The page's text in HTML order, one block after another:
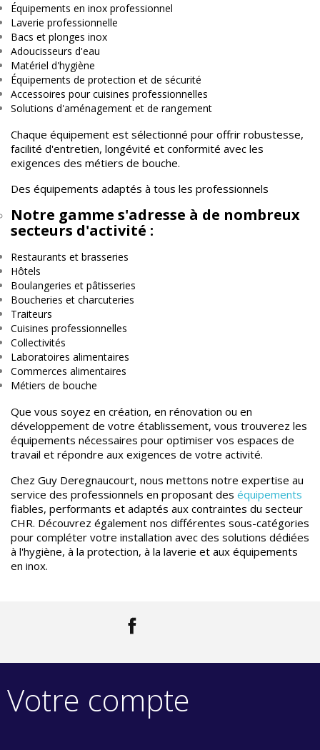
Équipements en inox professionnel
Laverie professionnelle
Bacs et plonges inox
Adoucisseurs d'eau
Matériel d'hygiène
Équipements de protection et de sécurité
Accessoires pour cuisines professionnelles
Solutions d'aménagement et de rangement
Chaque équipement est sélectionné pour offrir robustesse,
facilité d'entretien, longévité et conformité avec les
exigences des métiers de bouche.
Des équipements adaptés à tous les professionnels
Notre gamme s'adresse à de nombreux
secteurs d'activité :
Restaurants et brasseries
Hôtels
Boulangeries et pâtisseries
Boucheries et charcuteries
Traiteurs
Cuisines professionnelles
Collectivités
Laboratoires alimentaires
Commerces alimentaires
Métiers de bouche
Que vous soyez en création, en rénovation ou en
développement de votre établissement, vous trouverez les
équipements nécessaires pour optimiser vos espaces de
travail et répondre aux exigences de votre activité.
Chez Guy Deregnaucourt, nous mettons notre expertise au
service des professionnels en proposant des équipements
fiables, performants et adaptés aux contraintes du secteur
CHR. Découvrez également nos différentes sous-catégories
pour compléter votre installation avec des solutions dédiées
à l'hygiène, à la protection, à la laverie et aux équipements
en inox.
Votre compte